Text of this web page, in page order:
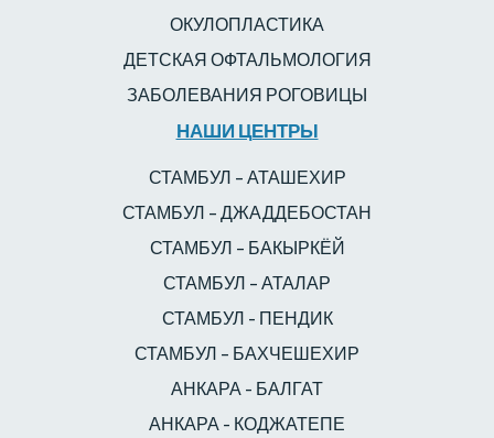
ОКУЛОПЛАСТИКА
ДЕТСКАЯ ОФТАЛЬМОЛОГИЯ
ЗАБОЛЕВАНИЯ РОГОВИЦЫ
НАШИ ЦЕНТРЫ
СТАМБУЛ – АТАШЕХИР
СТАМБУЛ – ДЖАДДЕБОСТАН
СТАМБУЛ – БАКЫРКЁЙ
СТАМБУЛ – АТАЛАР
СТАМБУЛ - ПЕНДИК
СТАМБУЛ – БАХЧЕШЕХИР
АНКАРА - БАЛГАТ
АНКАРА - КОДЖАТЕПЕ